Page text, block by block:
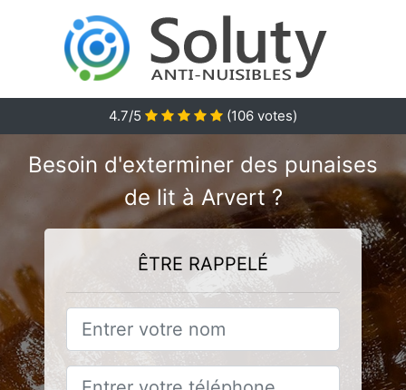
4.7/5 (106 votes)
Besoin d'exterminer des punaises
de lit à Arvert ?
ÊTRE RAPPELÉ